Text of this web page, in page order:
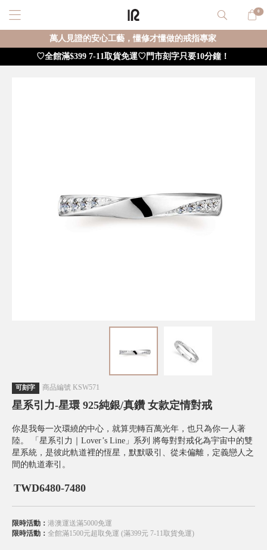
0
萬人見證的安心工藝，懂修才懂做的戒指專家
♡全館滿$399 7-11取貨免運♡門市刻字只要10分鐘！
可刻字 商品編號 KSW571
星系引力-星環 925純銀/真鑽 女款定情對戒
你是我每一次環繞的中心，就算兜轉百萬光年，也只為你一人著
陸。 「星系引力｜Lover’s Line」系列 將每對對戒化為宇宙中的雙
星系統，是彼此軌道裡的恆星，默默吸引、從未偏離，定義戀人之
間的軌道牽引。
TWD6480-7480
限時活動： 港澳運送滿5000免運
限時活動： 全館滿1500元超取免運 (滿399元 7-11取貨免運)